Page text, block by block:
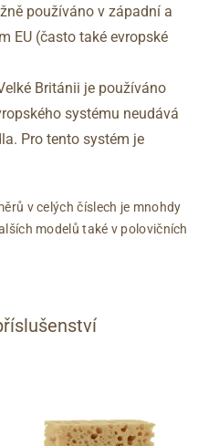
300
304
313
používáno v západní a
EU (často také evropské
Británii je používáno
systému neudává
Pro tento systém je
v celých číslech je mnohdy
modelů také v polovičních